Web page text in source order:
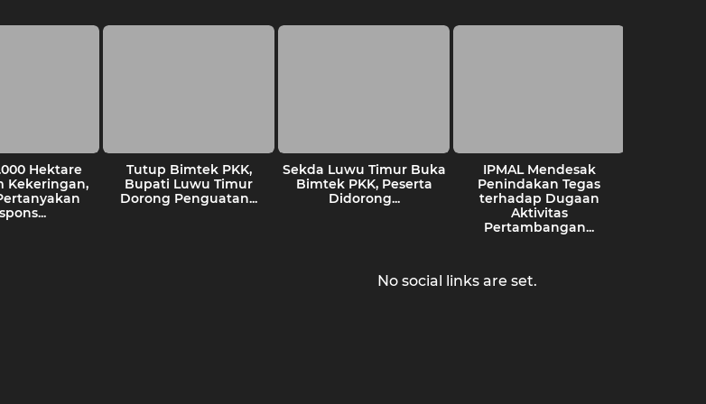
Hektare
Kekeringan,
Tutup Bimtek PKK,
Bupati Luwu Timur
Dorong Penguatan...
Sekda Luwu Timur Buka
Bimtek PKK, Peserta
Didorong...
IPMAL Mendesak
Penindakan Tegas
terhadap Dugaan
Aktivitas
Pertambangan...
No social links are set.